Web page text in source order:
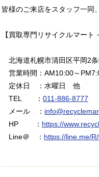
皆様のご来店をスタッフ一同
【買取専門リサイクルマート
北海道札幌市清田区平岡2
営業時間：AM10:00～
定休日 ：水曜日 他
TEL ： 011-886-8777
メール ：
HP ： https://
Line＠ ： https://line.me/